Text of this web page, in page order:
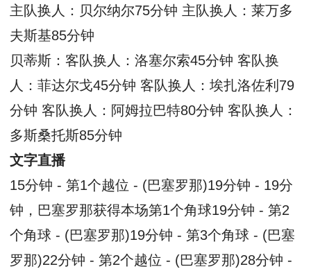
主队换人：贝尔纳尔75分钟 主队换人：莱万多
夫斯基85分钟
贝蒂斯：客队换人：洛塞尔索45分钟 客队换
人：菲达尔戈45分钟 客队换人：埃扎洛佐利79
分钟 客队换人：阿姆拉巴特80分钟 客队换人：
多斯桑托斯85分钟
文字直播
15分钟 - 第1个越位 - (巴塞罗那)19分钟 - 19分
钟，巴塞罗那获得本场第1个角球19分钟 - 第2
个角球 - (巴塞罗那)19分钟 - 第3个角球 - (巴塞
罗那)22分钟 - 第2个越位 - (巴塞罗那)28分钟 -